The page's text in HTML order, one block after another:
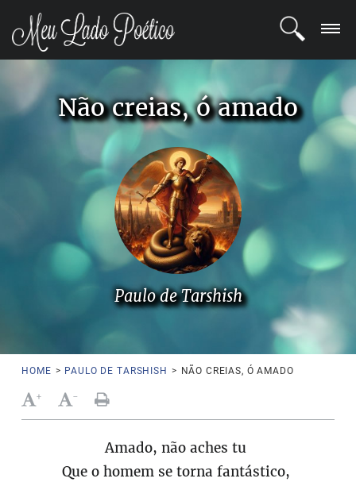
REGISTRO
COMUNIDADE
Não creias, ó amado
Paulo de Tarshish
HOME > PAULO DE TARSHISH > NÃO CREIAS, Ó AMADO
+ -
Amado, não aches tu
Que o homem se torna fantástico,